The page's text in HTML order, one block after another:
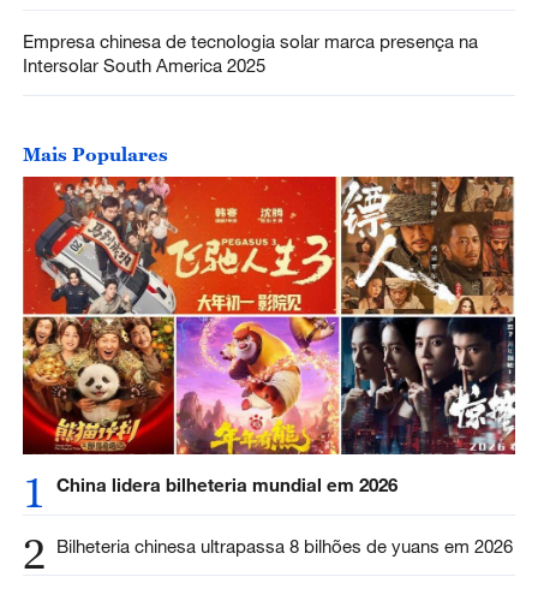
Empresa chinesa de tecnologia solar marca presença na
Intersolar South America 2025
Mais Populares
1 China lidera bilheteria mundial em 2026
2 Bilheteria chinesa ultrapassa 8 bilhões de yuans em 2026